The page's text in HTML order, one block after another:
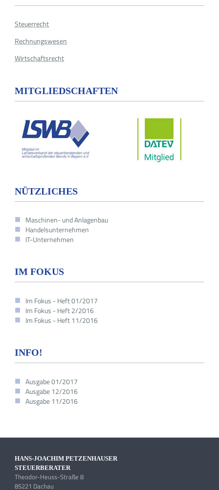
Steuerrecht
Rechnungswesen
Wirtschaftsrecht
MITGLIEDSCHAFTEN
NÜTZLICHES
Maschinen- und Anlagenbau
Handelsunternehmen
IT-Unternehmen
IM FOKUS
Im Fokus - Heft 01/2017
Im Fokus - Heft 2/2016
Im Fokus - Heft 11/2016
INFO!
Ausgabe 01/2017
Ausgabe 12/2016
Ausgabe 11/2016
HANS-JOACHIM PETZENHAUSER
STEUERBERATER
Theodor-Heuss-Straße 8
85221 Dachau